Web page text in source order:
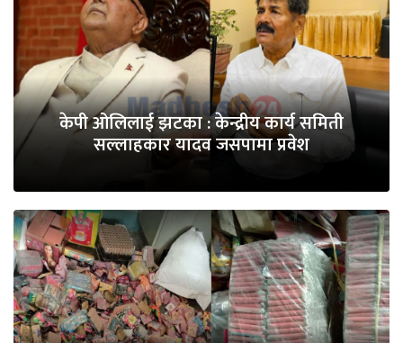
केपी ओलिलाई झटका : केन्द्रीय कार्य समिती
सल्लाहकार यादव जसपामा प्रवेश